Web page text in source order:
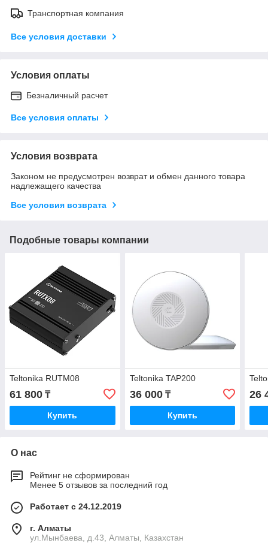
Транспортная компания
Все условия доставки
Условия оплаты
Безналичный расчет
Все условия оплаты
Условия возврата
Законом не предусмотрен возврат и обмен данного товара
надлежащего качества
Все условия возврата
Подобные товары компании
Teltonika RUTM08
61 800 ₸
Купить
Teltonika TAP200
36 000₸
Купить
26
О нас
Рейтинг не сформирован
Менее 5 отзывов за последний год
Работает с 24.12.2019
г. Алматы
ул.Мынбаева, д.43, Алматы, Казахстан